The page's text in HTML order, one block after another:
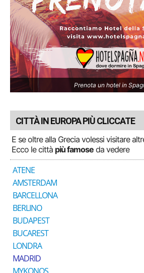
Prenota un hotel in
CITTÀ IN EUROPA PIÙ CLICCATE
E se oltre alla Grecia volessi visitare
Ecco le città più famose da vedere
ATENE
AMSTERDAM
BARCELLONA
BERLINO
BUDAPEST
BUCAREST
LONDRA
MADRID
MYKONOS